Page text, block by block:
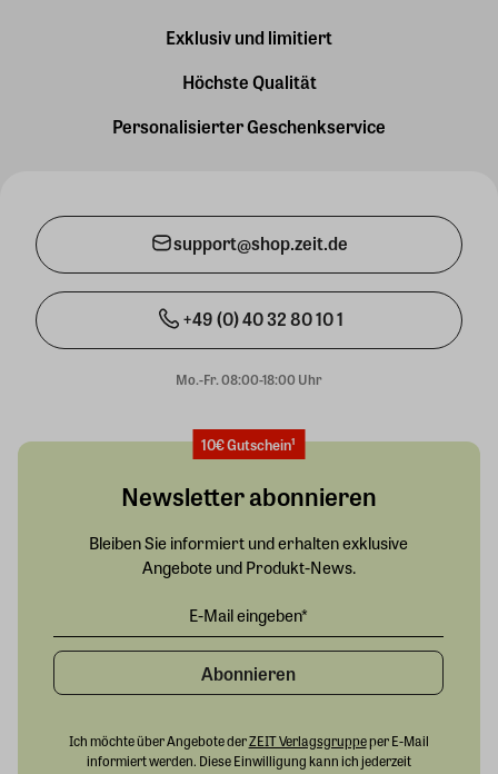
Exklusiv und limitiert
Höchste Qualität
Personalisierter Geschenkservice
support@shop.zeit.de
+49 (0) 40 32 80 10 1
Mo.-Fr. 08:00-18:00 Uhr
10€ Gutschein¹
Newsletter abonnieren
Bleiben Sie informiert und erhalten exklusive
Angebote und Produkt-News.
Abonnieren
Ich möchte über Angebote derZEIT Verlagsgruppeper E-Mail
informiert werden. Diese Einwilligung kann ich jederzeit